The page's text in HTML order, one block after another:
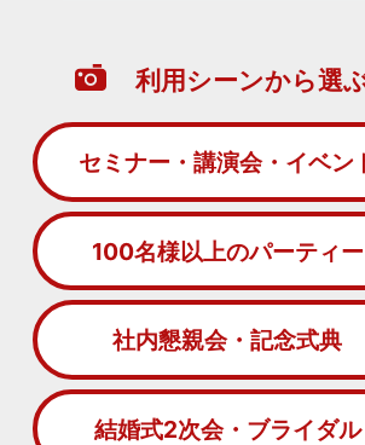
利用シーンから選
セミナー・講演会・イベン
100名様以上のパーティー
社内懇親会・記念式典
結婚式2次会・ブライダル